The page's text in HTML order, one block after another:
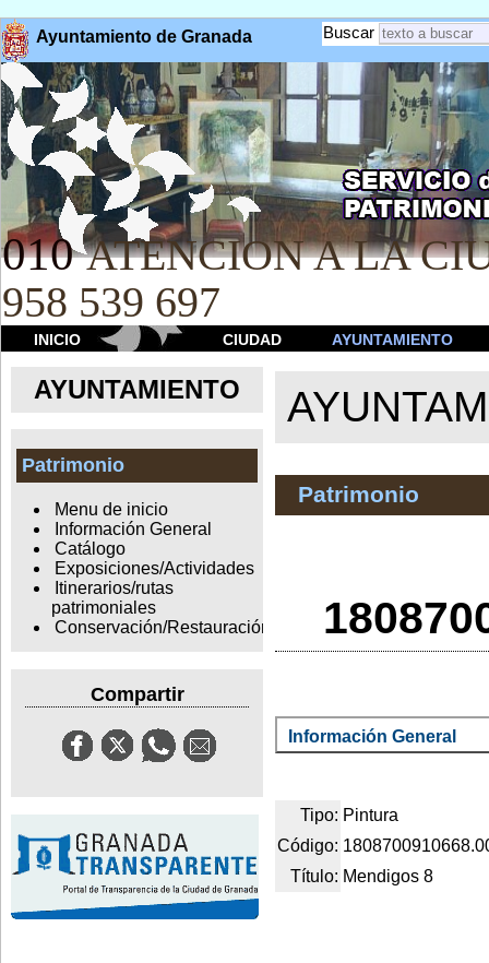
Ayuntamiento de Granada Buscar
010 ATENCION A LA
958 539 697
INICIO CIUDAD AYUNTAMIENTO
AYUNTAMIENTO
Patrimonio
Menu de inicio
Información General
Catálogo
Exposiciones/Actividades
Itinerarios/rutas
patrimoniales
Conservación/Restauración
Compartir
Patrimonio
Información General
Tipo: Pintura
Código:
Título: Mendigos 8